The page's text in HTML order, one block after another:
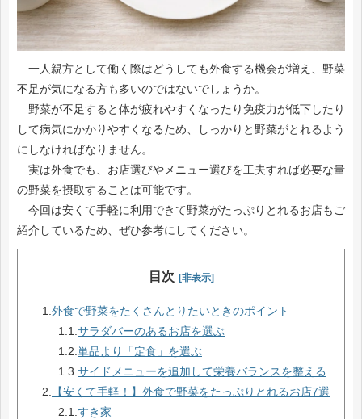
一人親方として働く際はどうしても外食する機会が増え、野菜
不足が気になる方も多いのではないでしょうか。
野菜が不足すると体が疲れやすくなったり免疫力が低下したり
して病気にかかりやすくなるため、しっかりと野菜がとれるよう
にしなければなりません。
実は外食でも、お店選びやメニュー選びを工夫すれば必要な量
の野菜を摂取することは可能です。
今回は安くて手軽に利用できて野菜がたっぷりとれるお店もご
紹介しているため、ぜひ参考にしてください。
目次 [非表示]
1. 外食で野菜をたくさんとりたいときのポイント
1.1. サラダバーのあるお店を選ぶ
1.2. 単品より「定食」を選ぶ
1.3. サイドメニューを追加して栄養バランスを整える
2.
【安くて手軽！】外食で野菜をたっぷりとれるお店7選
2.1. すき家